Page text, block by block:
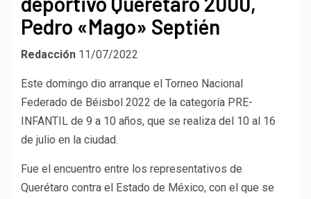
Pedro «Mago» Septién
Redacción 11/07/2022
Este domingo dio arranque el Torneo Nacional
Federado de Béisbol 2022 de la categoría PRE-
INFANTIL de 9 a 10 años, que se realiza del 10 al 16
de julio en la ciudad.
Fue el encuentro entre los representativos de
Querétaro contra el Estado de México, con el que se